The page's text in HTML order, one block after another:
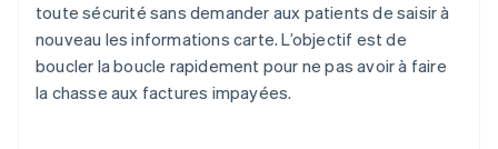
toute sécurité sans demander aux patients de saisir à
nouveau les informations carte. L’objectif est de
boucler la boucle rapidement pour ne pas avoir à faire
la chasse aux factures impayées.